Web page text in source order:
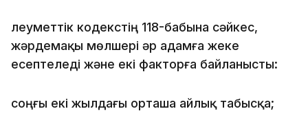
Әлеуметтік кодекстің 118-бабына сәйкес,
жәрдемақы мөлшері әр адамға жеке
есептеледі және екі факторға байланысты:
соңғы екі жылдағы орташа айлық табысқа;